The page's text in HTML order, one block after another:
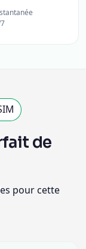
de
pour cette